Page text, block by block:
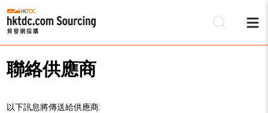
聯絡供應商
以下訊息將傳送給供應商: